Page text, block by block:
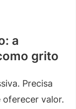
a
grito
Precisa
oferecer valor.